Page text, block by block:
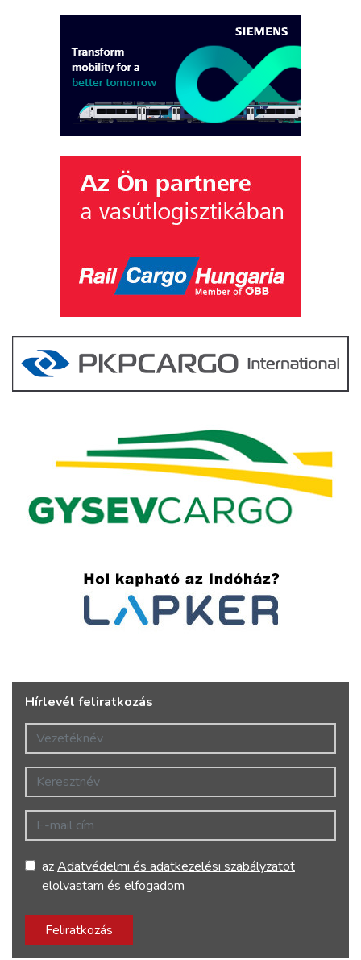
Hírlevél feliratkozás
Vezetéknév
Keresztnév
E-mail cím
azAdatvédelmi és adatkezelési szabályzatot
elolvastam és elfogadom
Feliratkozás